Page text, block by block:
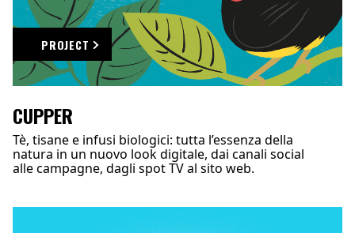
PROJECT
CUPPER
Tè, tisane e infusi biologici: tutta l’essenza della
natura in un nuovo look digitale, dai canali social
alle campagne, dagli spot TV al sito web.